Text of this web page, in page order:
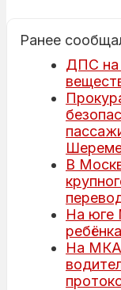
Ранее
ДПС на
В
На юге
На